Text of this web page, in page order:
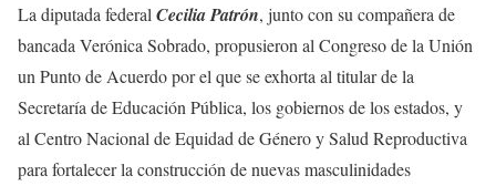
La diputada federal Cecilia Patrón, junto con su compañera de
bancada Verónica Sobrado, propusieron al Congreso de la Unión
un Punto de Acuerdo por el que se exhorta al titular de la
Secretaría de Educación Pública, los gobiernos de los estados, y
al Centro Nacional de Equidad de Género y Salud Reproductiva
para fortalecer la construcción de nuevas masculinidades